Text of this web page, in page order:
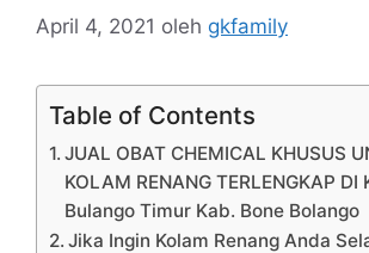
April 4, 2021 oleh gkfamily
Table of Contents
JUAL OBAT CHEMICAL KHUSUS
KOLAM RENANG TERLENGKAP DI
Bulango Timur Kab. Bone Bolango
Jika Ingin Kolam Renang Anda